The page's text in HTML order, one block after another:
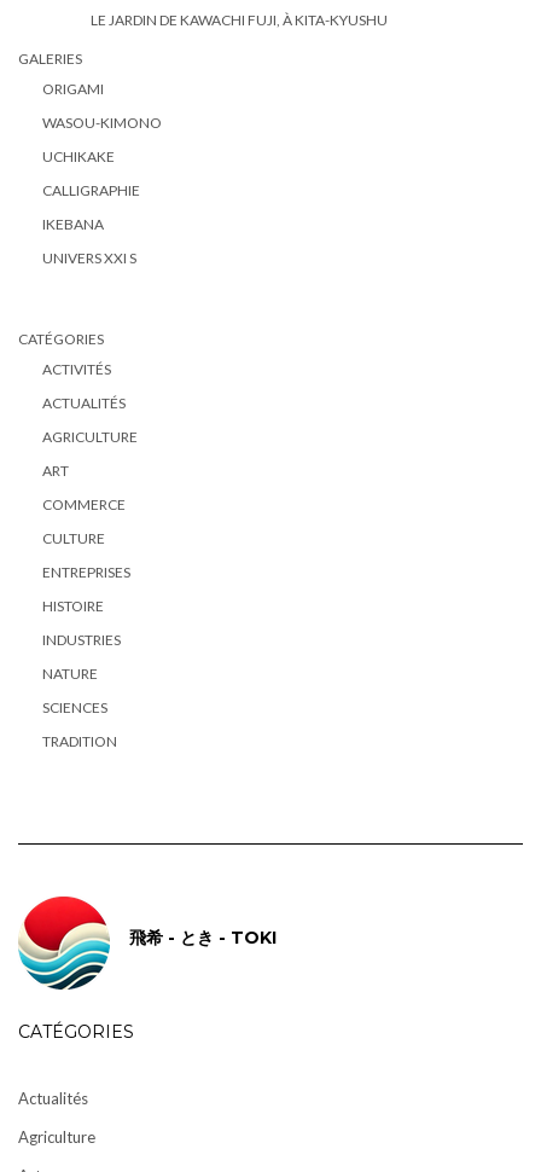
LE JARDIN DE KAWACHI FUJI, À KITA-KYUSHU
GALERIES
ORIGAMI
WASOU-KIMONO
UCHIKAKE
CALLIGRAPHIE
IKEBANA
UNIVERS XXI S
CATÉGORIES
ACTIVITÉS
ACTUALITÉS
AGRICULTURE
ART
COMMERCE
CULTURE
ENTREPRISES
HISTOIRE
INDUSTRIES
NATURE
SCIENCES
TRADITION
飛希 - とき - TOKI
CATÉGORIES
Actualités
Agriculture